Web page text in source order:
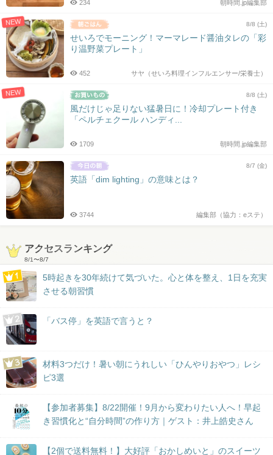
朝時間.jp編集部
234
NEW 8/8 (土)
せいろでモーニング！マーマレード醤油タレの「彩
り温野菜プレート」
サヤ（せいろ料理インフルエンサー/栄養士）
452
NEW 8/8 (土)
風だけじゃ足りない猛暑日に！冷却プレート付き
「ペルチェクール ハンディ...
朝時間.jp編集部
1709
8/7 (金)
英語「dim lighting」の意味とは？
編集部（協力：eステ）
3744
アクセスランキング
8/1〜8/7
5時起きを30年続けて気づいた。心と体を整え、1日を充実
させる朝習慣
「バス停」を英語で言うと？
材料3つだけ！暑い朝にうれしい「ひんやりおやつ」レシ
ピ3選
【参加者募集】8/22開催！9月から変わりたい人へ！早起
き習慣化と“自分時間”の作り方｜ゲスト：井上皓史さん
【2個で送料無料！】大好評「おかしめいと」のスイーツ